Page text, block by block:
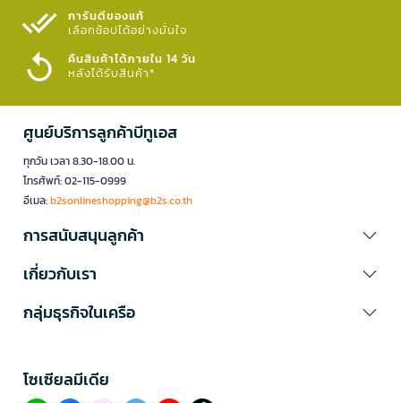
การันตีของแท้
เลือกช้อปได้อย่างมั่นใจ​
คืนสินค้าได้ภายใน 14 วัน
หลังได้รับสินค้า*
ศูนย์บริการลูกค้าบีทูเอส
ทุกวัน เวลา 8.30-18.00 น.
โทรศัพท์: 02-115-0999
อีเมล:b2sonlineshopping@b2s.co.th
การสนับสนุนลูกค้า
เกี่ยวกับเรา
กลุ่มธุรกิจในเครือ
โซเซียลมีเดีย​